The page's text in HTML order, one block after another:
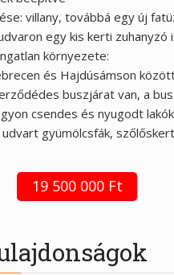
villany, továbbá egy új
egy kis kerti zuhanyzó
környezete:
és Hajdúsámson
buszjárat van, a
csendes és nyugodt
udvart gyümölcsfák,
19 500 000 Ft